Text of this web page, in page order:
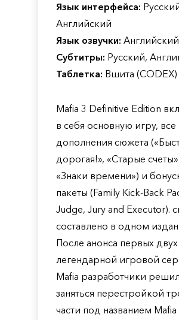
Язык интерфейса:
Английский
Язык озвучки: Английский
Субтитры: Русский,
Таблетка: Вшита (CODEX)
Mafia 3 Definitive Edition
в себя основную игру, все
дополнения сюжета
дорогая!», «Старые
«Знаки времени») и
пакеты (Family Kick-Back
Judge, Jury and Executor).
составлено в одном
После анонса первых двух
легендарной игровой
Mafia разработчики
заняться перестройкой
части под названием Mafia